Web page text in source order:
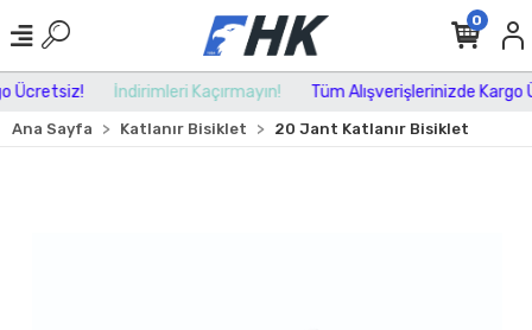
Ücretsiz! İndirimleri Kaçırmayın! Tüm Alışverişlerinizde Kargo
0
Ana Sayfa Katlanır Bisiklet 20 Jant Katlanır Bisiklet